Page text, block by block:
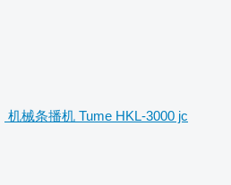
机械条播机 Tume HKL-3000 jc